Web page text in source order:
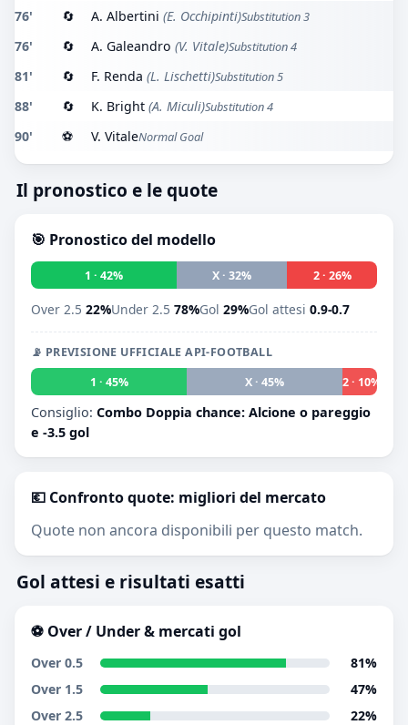
76' 🔄 A. Albertini (E. Occhipinti)Substitution 3
76' 🔄 A. Galeandro (V. Vitale)Substitution 4
81' 🔄 F. Renda (L. Lischetti)Substitution 5
88' 🔄 K. Bright (A. Miculi)Substitution 4
90' ⚽ V. VitaleNormal Goal
Il pronostico e le quote
🎯 Pronostico del modello
1 · 42% X · 32% 2 · 26%
Over 2.5 22%Under 2.5 78%Gol 29%Gol attesi 0.9-0.7
📡 PREVISIONE UFFICIALE API-FOOTBALL
1 · 45%
X · 45% 2 · 10%
Consiglio: Combo Doppia chance: Alcione o pareggio
e -3.5 gol
💶 Confronto quote: migliori del mercato
Quote non ancora disponibili per questo match.
Gol attesi e risultati esatti
⚽ Over / Under & mercati gol
Over 0.5
81%
Over 1.5
47%
Over 2.5
22%